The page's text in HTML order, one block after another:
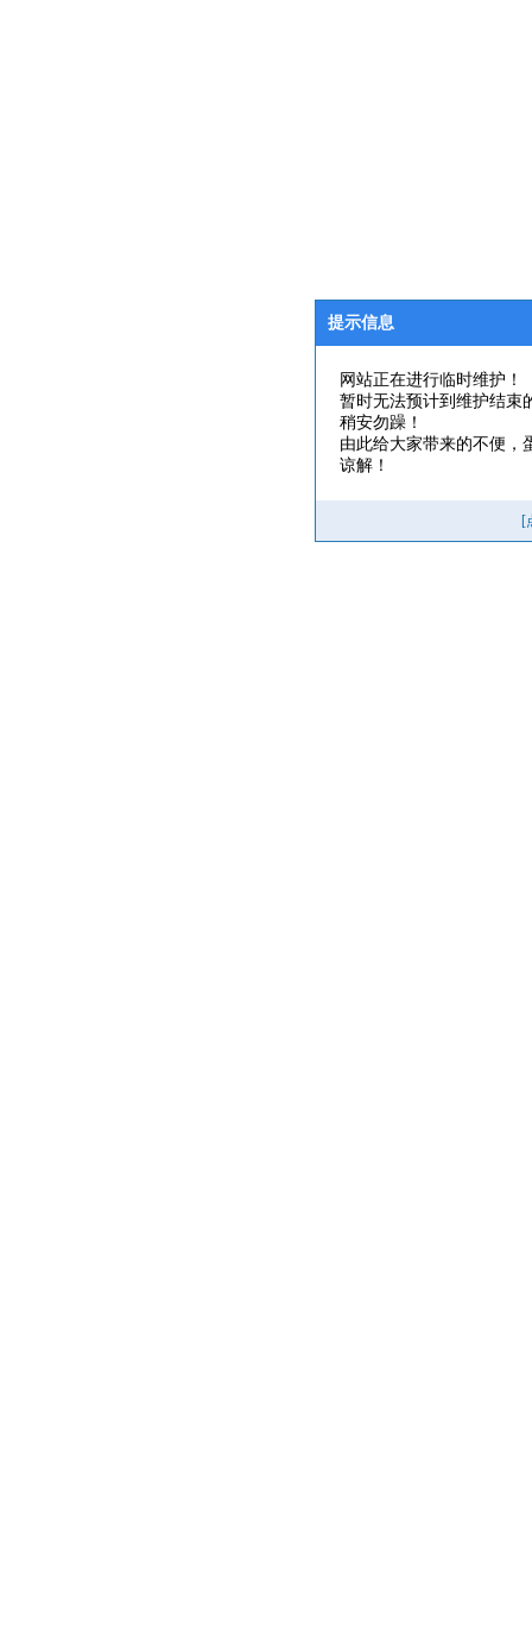
提示信息
网站正在进行临时维护！
暂时无法预计到维护结束
稍安勿躁！
由此给大家带来的不便，
谅解！
[